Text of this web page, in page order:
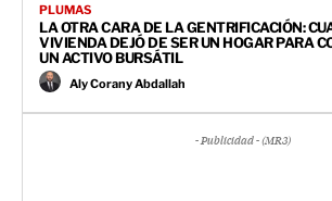
PLUMAS
LA OTRA CARA DE LA GENTRIFICACIÓN:
VIVIENDA DEJÓ DE SER UN HOGAR PARA
UN ACTIVO BURSÁTIL
Aly Corany Abdallah
- Publicidad - (MR3)